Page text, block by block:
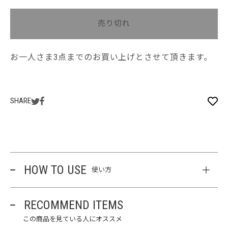
売り切れ
お一人さま3点までのお買い上げとさせて頂きます。
SHARE
HOW TO USE 使い方
RECOMMEND ITEMS
この商品を見ている人にオススメ